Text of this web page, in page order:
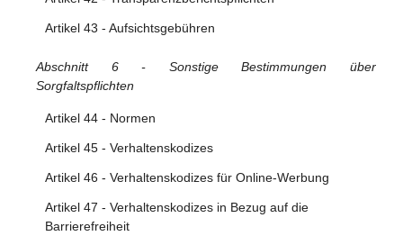
Artikel 43 - Aufsichtsgebühren
Abschnitt 6 - Sonstige Bestimmungen über
Sorgfaltspflichten
Artikel 44 - Normen
Artikel 45 - Verhaltenskodizes
Artikel 46 - Verhaltenskodizes für Online-Werbung
Artikel 47 - Verhaltenskodizes in Bezug auf die
Barrierefreiheit